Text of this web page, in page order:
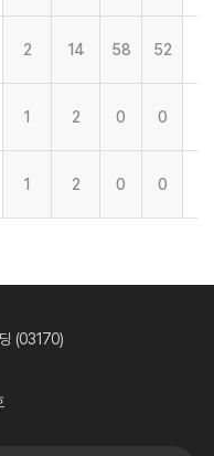
2 14 58 52
1 2 0 0
1 2 0 0
(03170)